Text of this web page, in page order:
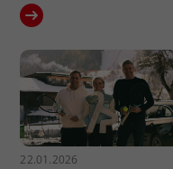
22.01.2026